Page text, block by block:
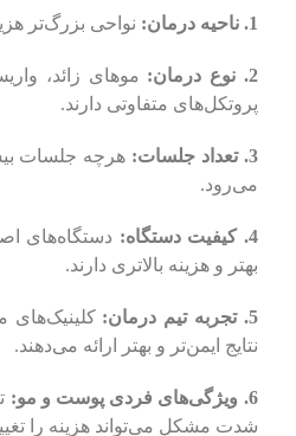
1. ناحیه درمان: نواحی بزرگ‌تر
2. نوع درمان:
موهای زائد،
پروتکل‌های متفاوتی دارند.
3. تعداد جلسات:
هرچه جلسات
می‌رود.
4. کیفیت دستگاه:
بهتر و هزینه بالاتری دارند.
5. تجربه تیم درمان:
کلینیک‌های
نتایج ایمن‌تر و بهتر ارائه می‌دهند.
6. ویژگی‌های فردی پوست و مو:
شدت مشکل می‌تواند هزینه را